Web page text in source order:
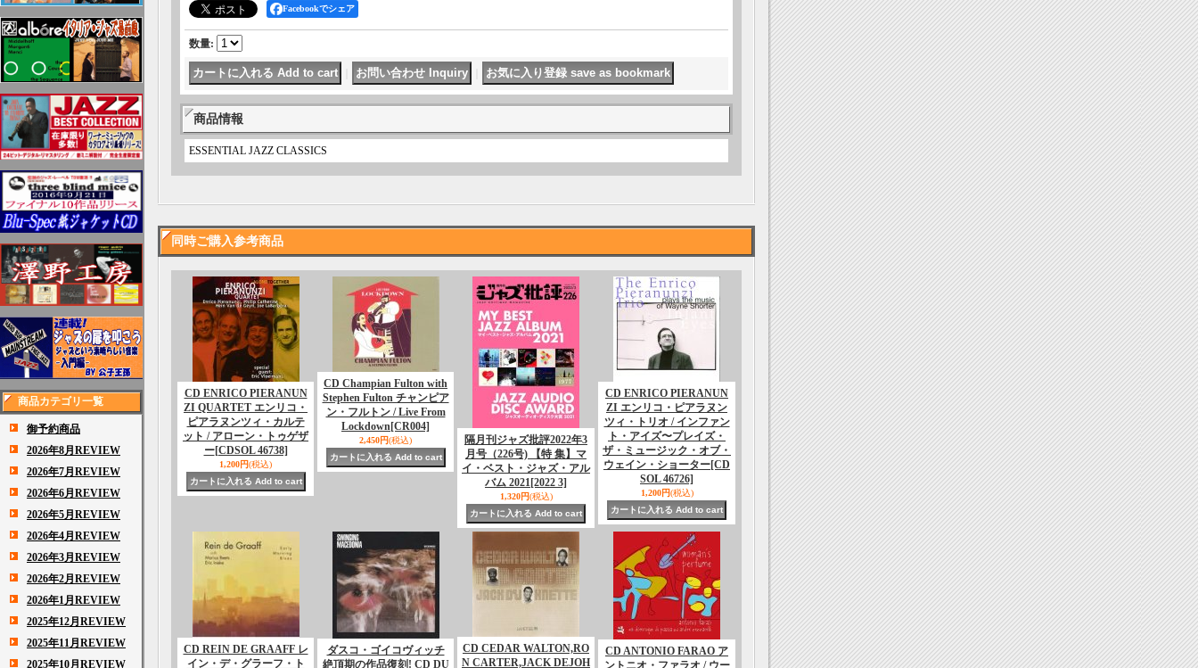
商品カテゴリ一覧
御予約商品
2026年8月REVIEW
2026年7月REVIEW
2026年6月REVIEW
2026年5月REVIEW
2026年4月REVIEW
2026年3月REVIEW
2026年2月REVIEW
2026年1月REVIEW
2025年12月REVIEW
2025年11月REVIEW
2025年10月REVIEW
Facebookでシェア
数量:
商品情報
ESSENTIAL JAZZ CLASSICS
同時ご購入参考商品
CD ENRICO PIERANUN
ZI QUARTET エンリコ・
ピアラヌンツィ・カルテ
ット / アローン・トゥゲザ
ー[CDSOL 46738]
1,200円(税込)
CD Champian Fulton with
Stephen Fulton チャンピア
ン・フルトン / Live From
Lockdown[CR004]
2,450円(税込)
隔月刊ジャズ批評2022年3
月号（226号) 【特 集】マ
イ・ベスト・ジャズ・アル
バム 2021[2022 3]
1,320円(税込)
CD ENRICO PIERANUN
ZI エンリコ・ピアラヌン
ツィ・トリオ / インファン
ト・アイズ〜プレイズ・
ザ・ミュージック・オブ・
ウェイン・ショーター[CD
SOL 46726]
1,200円(税込)
CD REIN DE GRAAFF レ
イン・デ・グラーフ・ト
ダスコ・ゴイコヴィッチ
絶頂期の作品復刻! CD DU
CD CEDAR WALTON,RO
N CARTER,JACK DEJOH
CD ANTONIO FARAO ア
ントニオ・ファラオ / ウー